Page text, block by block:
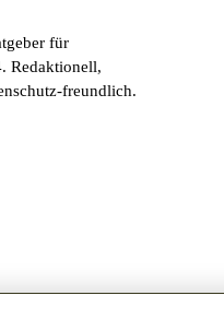
für
Redaktionell,
freundlich.